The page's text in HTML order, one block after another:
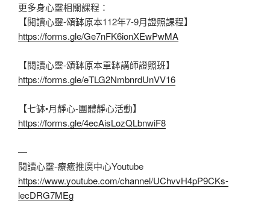
更多身心靈相關課程：
【閱讀心靈-頌缽原本112年7-9月證照課程】
https://forms.gle/Ge7nFK6ionXEwPwMA
【閱讀心靈-頌缽原本單缽講師證照班】
https://forms.gle/eTLG2NmbnrdUnVV16
【七缽•月靜心-團體靜心活動】
https://forms.gle/4ecAisLozQLbnwiF8
—
閱讀心靈-療癒推廣中心Youtube
https://www.youtube.com/channel/UChvvH4pP9CKs-
lecDRG7MEg